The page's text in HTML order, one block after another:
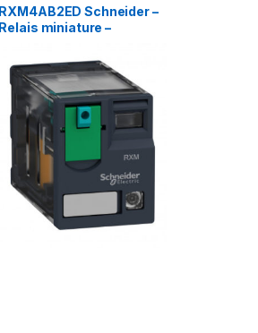
RXM4AB2ED Schneider –
Relais miniature –
4OF (inverseur) – 12A –
48VDC – Zelio RXM